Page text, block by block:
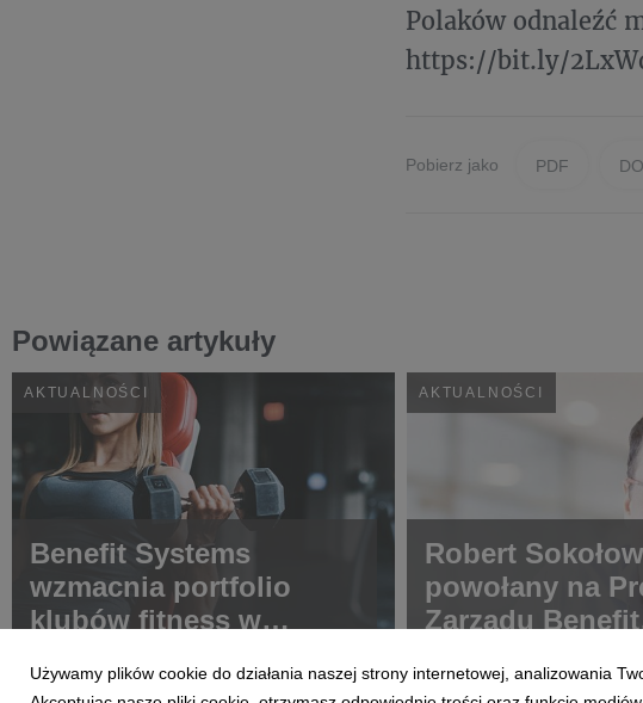
Polaków odnaleźć
https://bit.ly/
Pobierz jako PDF
Powiązane artykuły
AKTUALNOŚCI
Benefit Systems
wzmacnia portfolio
klubów fitness w
kujawsko-pomorskim –
AKTUALNOŚCI
Robert
powołany na
Zarządu Benefit
Używamy plików cookie do działania naszej strony internetowej, analizowania